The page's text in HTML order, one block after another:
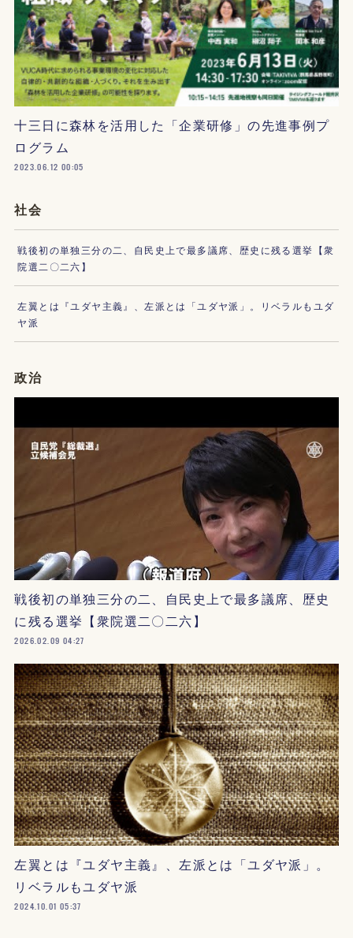
十三日に森林を活用した「企業研修」の先進事例プ
ログラム
2023.06.12 00:05
社会
戦後初の単独三分の二、自民史上で最多議席、歴史に残る選挙【衆
院選二〇二六】
左翼とは『ユダヤ主義』、左派とは「ユダヤ派」。リベラルもユダ
ヤ派
政治
戦後初の単独三分の二、自民史上で最多議席、歴史
に残る選挙【衆院選二〇二六】
2026.02.09 04:27
左翼とは『ユダヤ主義』、左派とは「ユダヤ派」。
リベラルもユダヤ派
2024.10.01 05:37